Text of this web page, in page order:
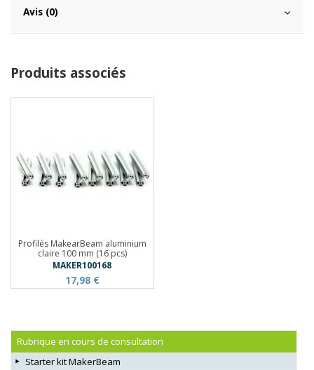
Avis (0)
Produits associés
Profilés MakearBeam aluminium
claire 100 mm (16 pcs)
MAKER100168
17,98 €
Rubrique en cours de consultation
Starter kit MakerBeam